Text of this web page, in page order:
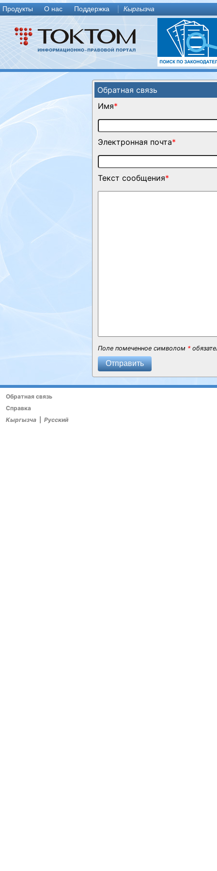
Продукты О нас Поддержка Кыргызча
Обратная связь
Имя*
Электронная почта*
Текст сообщения*
Поле помеченное символом *
Отправить
Обратная связь
Справка
Кыргызча
Русский